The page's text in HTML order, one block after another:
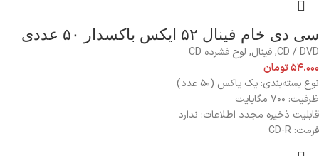
سی دی خام فینال ۵۲ ایکس باکسدار ۵۰ عددی
CD / DVD
,فینال, لوح فشرده CD
۵۴.۰۰۰تومان
نوع بسته‌بندی: یک یاکس (۵۰ عدد)
ظرفیت: ۷۰۰ مگابایت
قابلیت ذخیره مجدد اطلاعات: ندارد
فرمت: CD-R